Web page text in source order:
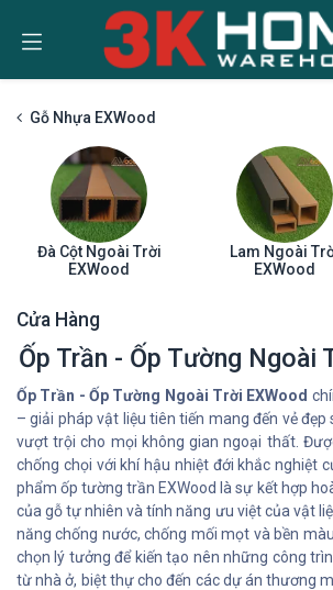
Bỏ qua để đến Nội dung
Gỗ Nhựa EXWood
Đà Cột Ngoài Trời
EXWood
Lam Ngoài
EXWood
Cửa Hàng
Ốp Trần - Ốp Tường Ngoài
Ốp Trần - Ốp Tường Ngoài Trời EXWood
– giải pháp vật liệu tiên tiến mang đến vẻ đẹp
vượt trội cho mọi không gian ngoại thất.
chống chọi với khí hậu nhiệt đới khắc nghiệt
phẩm ốp tường trần EXWood là sự kết hợp
của gỗ tự nhiên và tính năng ưu việt của vật
năng chống nước, chống mối mọt và bền
chọn lý tưởng để kiến tạo nên những công
từ nhà ở, biệt thự cho đến các dự án thương